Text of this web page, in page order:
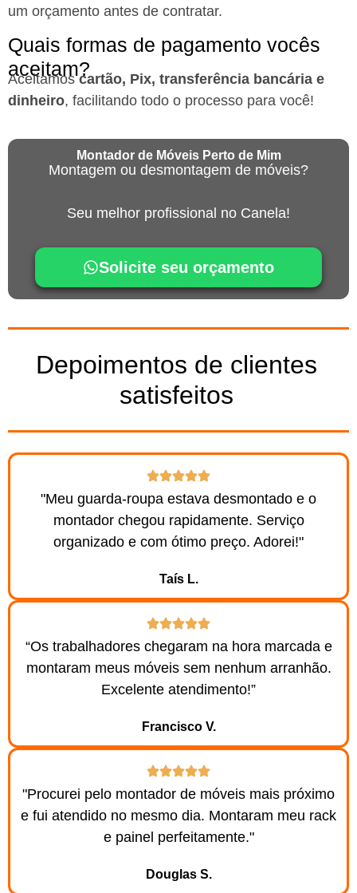
um orçamento antes de contratar.
Quais formas de pagamento vocês
aceitam?
Aceitamoscartão, Pix, transferência bancária e
dinheiro, facilitando todo o processo para você!
Montador de Móveis Perto de Mim
Montagem ou desmontagem de móveis?
Seu melhor profissional no Canela!
Solicite seu orçamento
Depoimentos de clientes
satisfeitos
"Meu guarda-roupa estava desmontado e o
montador chegou rapidamente. Serviço
organizado e com ótimo preço. Adorei!"
Taís L.
“Os trabalhadores chegaram na hora marcada e
montaram meus móveis sem nenhum arranhão.
Excelente atendimento!”
Francisco V.
"Procurei pelo montador de móveis mais próximo
e fui atendido no mesmo dia. Montaram meu rack
e painel perfeitamente."
Douglas S.